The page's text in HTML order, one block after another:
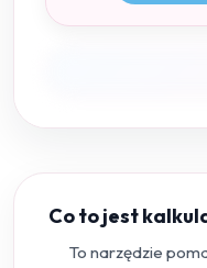
Co to jest
To narzędzie